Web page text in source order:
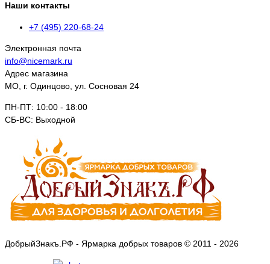
Наши контакты
+7 (495) 220-68-24
Электронная почта
info@nicemark.ru
Адрес магазина
МО, г. Одинцово, ул. Сосновая 24
ПН-ПТ: 10:00 - 18:00
СБ-ВС: Выходной
ДобрыйЗнакъ.РФ - Ярмарка добрых товаров © 2011 - 2026